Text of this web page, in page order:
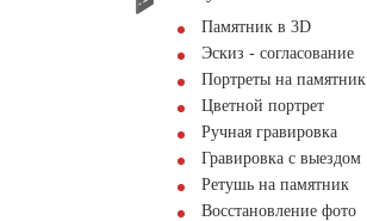
Памятник в 3D
Эскиз - согласование
Портреты на памятник
Цветной портрет
Ручная гравировка
Гравировка с выездом
Ретушь на памятник
Восстановление фото